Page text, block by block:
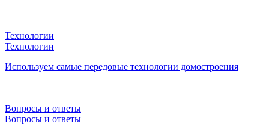
Технологии
Технологии
Используем самые передовые технологии домостроения
Вопросы и ответы
Вопросы и ответы